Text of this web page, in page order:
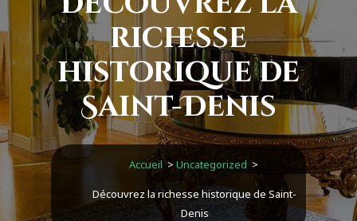
richesse
historique de
Saint-Denis
Accueil> Uncategorized >
Découvrez la richesse historique de Saint-
Denis